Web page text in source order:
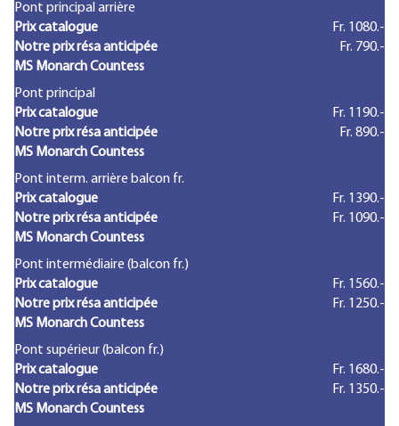
Pont principal arrière
Prix catalogue
Fr. 1080.-
Notre prix résa anticipée
Fr. 790.-
MS Monarch Countess
Pont principal
Prix catalogue
Fr. 1190.-
Notre prix résa anticipée
Fr. 890.-
MS Monarch Countess
Pont interm. arrière balcon fr.
Prix catalogue
Fr. 1390.-
Notre prix résa anticipée
Fr. 1090.-
MS Monarch Countess
Pont intermédiaire (balcon fr.)
Prix catalogue
Fr. 1560.-
Notre prix résa anticipée
Fr. 1250.-
MS Monarch Countess
Pont supérieur (balcon fr.)
Prix catalogue
Fr. 1680.-
Notre prix résa anticipée
Fr. 1350.-
MS Monarch Countess